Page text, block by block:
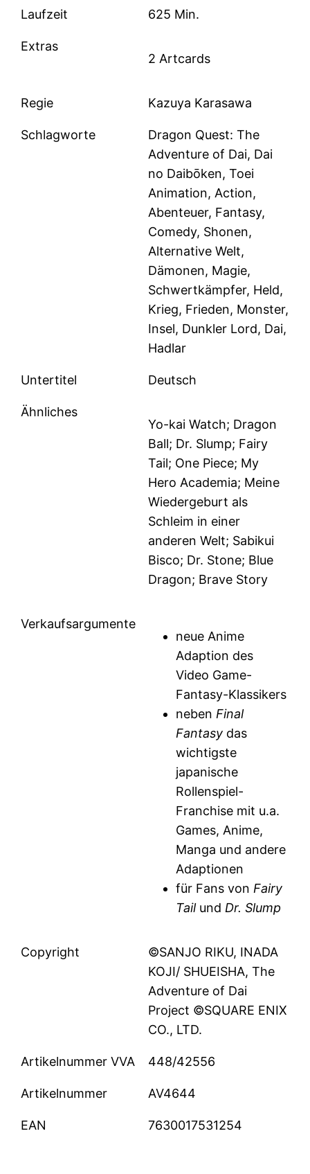
Laufzeit 625 Min.
Extras
2 Artcards
Regie Kazuya Karasawa
Schlagworte
Dragon Quest: The
Adventure of Dai, Dai
no Daibōken, Toei
Animation, Action,
Abenteuer, Fantasy,
Comedy, Shonen,
Alternative Welt,
Dämonen, Magie,
Schwertkämpfer, Held,
Krieg, Frieden, Monster,
Insel, Dunkler Lord, Dai,
Hadlar
Untertitel Deutsch
Ähnliches
Yo-kai Watch; Dragon
Ball; Dr. Slump; Fairy
Tail; One Piece; My
Hero Academia; Meine
Wiedergeburt als
Schleim in einer
anderen Welt; Sabikui
Bisco; Dr. Stone; Blue
Dragon; Brave Story
Verkaufsargumente
neue Anime
Adaption des
Video Game-
Fantasy-Klassikers
neben Final
Fantasy das
wichtigste
japanische
Rollenspiel-
Franchise mit u.a.
Games, Anime,
Manga und andere
Adaptionen
für Fans von Fairy
Tailund Dr. Slump
Copyright
©SANJO RIKU, INADA
KOJI/ SHUEISHA, The
Adventure of Dai
Project ©SQUARE ENIX
CO., LTD.
Artikelnummer VVA 448/42556
Artikelnummer AV4644
EAN 7630017531254